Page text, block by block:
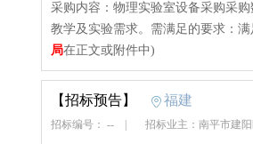
采购内容：物理实验室设备采购采
教学及实验需求。需满足的要求：
局在正文或附件中)
【招标预告】 福建
招标编号： -- 招标业主：南平市建